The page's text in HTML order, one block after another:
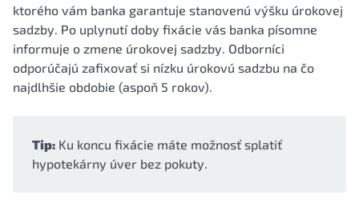
ktorého vám banka garantuje stanovenú výšku úrokovej
sadzby. Po uplynutí doby fixácie vás banka písomne
informuje o zmene úrokovej sadzby. Odborníci
odporúčajú zafixovať si nízku úrokovú sadzbu na čo
najdlhšie obdobie (aspoň 5 rokov).
Tip: Ku koncu fixácie máte možnosť splatiť
hypotekárny úver bez pokuty.